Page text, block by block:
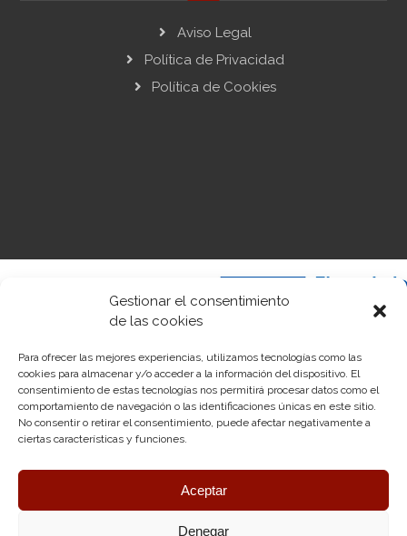
Gestionar el consentimiento
de las cookies
Para ofrecer las mejores experiencias, utilizamos tecnologías como las
cookies para almacenar y/o acceder a la información del dispositivo. El
consentimiento de estas tecnologías nos permitirá procesar datos como el
comportamiento de navegación o las identificaciones únicas en este sitio.
No consentir o retirar el consentimiento, puede afectar negativamente a
ciertas características y funciones.
Aceptar
Denegar
Aviso Legal
Política de Privacidad
Política de Cookies
«Financiado por la Unión Europea – NextGenerationEU. Sin embargo, los
puntos de vista y las opiniones expresadas son únicamente los del autor o
autores y no reflejan necesariamente los de la Unión Europea o la
Comisión Europea. Ni la Unión Europea ni la Comisión Europea pueden